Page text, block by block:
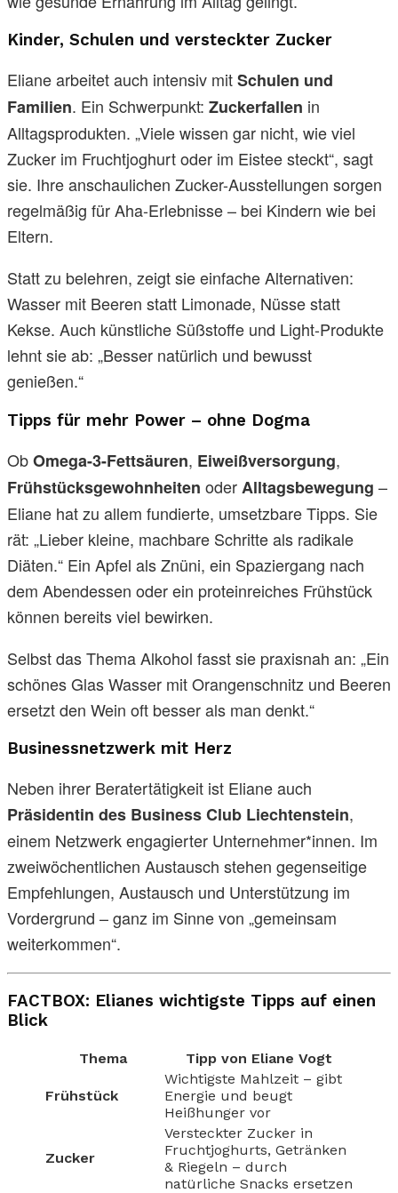
Kinder, Schulen und versteckter Zucker
Eliane arbeitet auch intensiv mitSchulen und
Familien. Ein Schwerpunkt: Zuckerfallen in
Alltagsprodukten. „Viele wissen gar nicht, wie viel
Zucker im Fruchtjoghurt oder im Eistee steckt“, sagt
sie. Ihre anschaulichen Zucker-Ausstellungen sorgen
regelmäßig für Aha-Erlebnisse – bei Kindern wie bei
Eltern.
Statt zu belehren, zeigt sie einfache Alternativen:
Wasser mit Beeren statt Limonade, Nüsse statt
Kekse. Auch künstliche Süßstoffe und Light-Produkte
lehnt sie ab: „Besser natürlich und bewusst
genießen.“
Tipps für mehr Power – ohne Dogma
ObOmega-3-Fettsäuren, Eiweißversorgung,
Frühstücksgewohnheiten oderAlltagsbewegung –
Eliane hat zu allem fundierte, umsetzbare Tipps. Sie
rät: „Lieber kleine, machbare Schritte als radikale
Diäten.“ Ein Apfel als Znüni, ein Spaziergang nach
dem Abendessen oder ein proteinreiches Frühstück
können bereits viel bewirken.
Selbst das Thema Alkohol fasst sie praxisnah an: „Ein
schönes Glas Wasser mit Orangenschnitz und Beeren
ersetzt den Wein oft besser als man denkt.“
Businessnetzwerk mit Herz
Neben ihrer Beratertätigkeit ist Eliane auch
Präsidentin des Business Club Liechtenstein,
einem Netzwerk engagierter Unternehmer*innen. Im
zweiwöchentlichen Austausch stehen gegenseitige
Empfehlungen, Austausch und Unterstützung im
Vordergrund – ganz im Sinne von „gemeinsam
weiterkommen“.
FACTBOX: Elianes wichtigste Tipps auf einen
Blick
Thema Tipp von Eliane Vogt
Frühstück
Wichtigste Mahlzeit – gibt
Energie und beugt
Heißhunger vor
Zucker
Versteckter Zucker in
Fruchtjoghurts, Getränken
& Riegeln – durch
natürliche Snacks ersetzen